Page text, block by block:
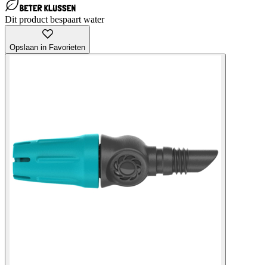
Dit product bespaart water
Opslaan in Favorieten